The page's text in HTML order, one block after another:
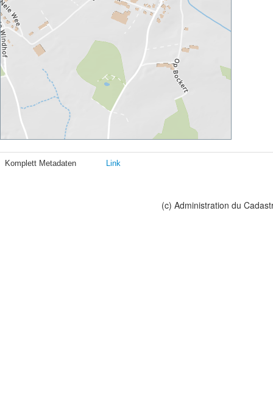
Komplett Metadaten Link
(c) Administration du